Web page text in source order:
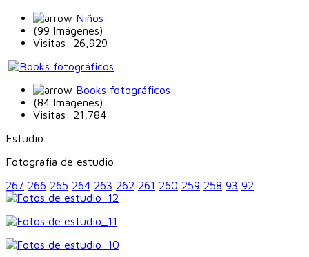
Niños
(99 Imágenes)
Visitas: 26,929
Books fotográficos
(84 Imágenes)
Visitas: 21,784
Estudio
Fotografia de estudio
267 266 265 264 263 262 261 260 259 258 93 92